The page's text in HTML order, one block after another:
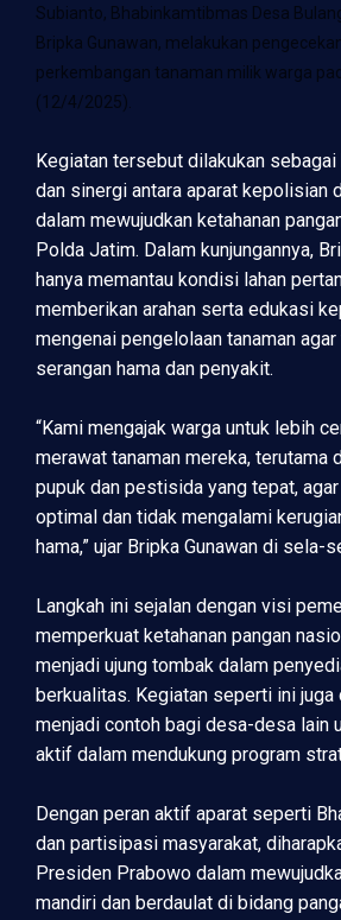
Subianto, Bhabinkamtibmas Desa
Bripka Gunawan, melakukan
perkembangan tanaman milik warga
(12/4/2025).
Kegiatan tersebut dilakukan
dan sinergi antara aparat kepolisian
dalam mewujudkan ketahanan
Polda Jatim. Dalam kunjungannya,
hanya memantau kondisi lahan
memberikan arahan serta edukasi
mengenai pengelolaan tanaman
serangan hama dan penyakit.
“Kami mengajak warga untuk lebih
merawat tanaman mereka, terutama
pupuk dan pestisida yang tepat,
optimal dan tidak mengalami
hama,” ujar Bripka Gunawan di sela-
Langkah ini sejalan dengan visi
memperkuat ketahanan pangan
menjadi ujung tombak dalam
berkualitas. Kegiatan seperti ini juga
menjadi contoh bagi desa-desa lain
aktif dalam mendukung program
Dengan peran aktif aparat seperti
dan partisipasi masyarakat,
Presiden Prabowo dalam
mandiri dan berdaulat di bidang